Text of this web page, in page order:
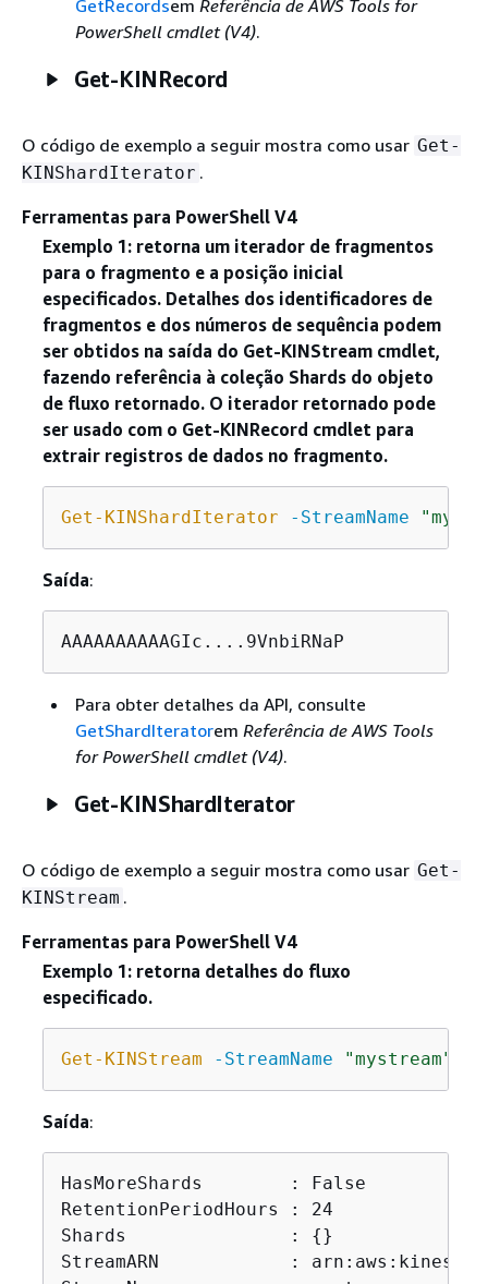
GetRecordsem Referência de AWS Tools for
PowerShell cmdlet (V4).
Get-KINRecord
O código de exemplo a seguir mostra como usar Get-
KINShardIterator .
Ferramentas para PowerShell V4
Exemplo 1: retorna um iterador de fragmentos
para o fragmento e a posição inicial
especificados. Detalhes dos identificadores de
fragmentos e dos números de sequência podem
ser obtidos na saída do Get-KINStream cmdlet,
fazendo referência à coleção Shards do objeto
de fluxo retornado. O iterador retornado pode
ser usado com o Get-KINRecord cmdlet para
extrair registros de dados no fragmento.
Get-KINShardIterator -StreamName
Saída:
AAAAAAAAAAGIc....9VnbiRNaP
Para obter detalhes da API, consulte
GetShardIteratorem Referência de AWS Tools
for PowerShell cmdlet (V4).
Get-KINShardIterator
O código de exemplo a seguir mostra como usar Get-
KINStream .
Ferramentas para PowerShell V4
Exemplo 1: retorna detalhes do fluxo
especificado.
Get-KINStream -StreamName "mystream"
Saída:
HasMoreShards        : False
RetentionPeriodHours : 24
Shards               : {}
StreamARN            :